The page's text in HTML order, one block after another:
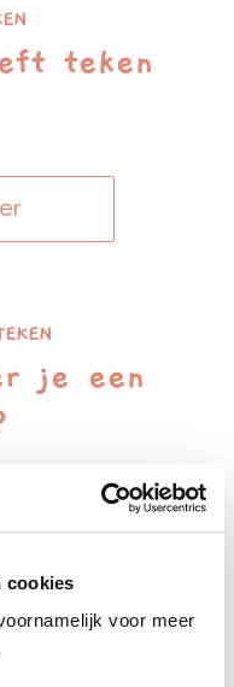
cookies
voor meer
teken
je een